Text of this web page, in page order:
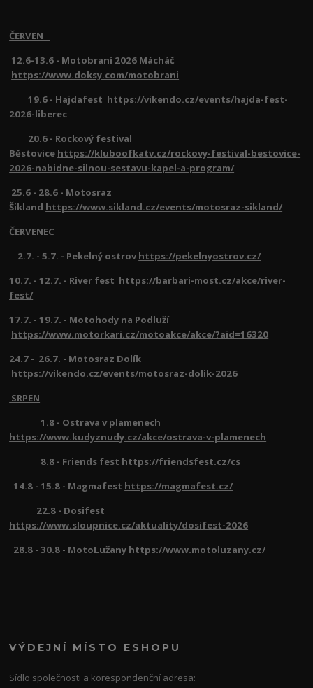
ČERVEN
12.6-13.6 - Motobraní 2026 Mácháč
https://www.doksy.com/motobrani
19.6 - Hajdafest https://vikendo.cz/events/hajda-fest-
2026-liberec
20.6 - Rockový festival
Běstovice https://kluboofkatv.cz/rockovy-festival-bestovice-
2026-nabidne-silnou-sestavu-kapel-a-program/
25.6 - 28.6 - Motosraz
Šikland https://www.sikland.cz/events/motosraz-sikland/
ČERVENEC
2.7. - 5.7. - Pekelný ostrov https://pekelnyostrov.cz/
10.7. - 12.7. - River fest https://barbari-most.cz/akce/river-
fest/
17.7. - 19.7. - Motohody na Podluží
https://www.motorkari.cz/motoakce/akce/?aid=16320
24.7 - 26.7. - Motosraz Dolík
https://vikendo.cz/events/motosraz-dolik-2026
SRPEN
1.8 - Ostrava v plamenech
https://www.kudyznudy.cz/akce/ostrava-v-plamenech
8.8 - Friends fest https://friendsfest.cz/cs
14.8 - 15.8 - Magmafest https://magmafest.cz/
22.8 - Dosifest
https://www.sloupnice.cz/aktuality/dosifest-2026
28.8 - 30.8 - MotoLužany https://www.motoluzany.cz/
VÝDEJNÍ MÍSTO ESHOPU
Sídlo společnosti a korespondenční adresa: